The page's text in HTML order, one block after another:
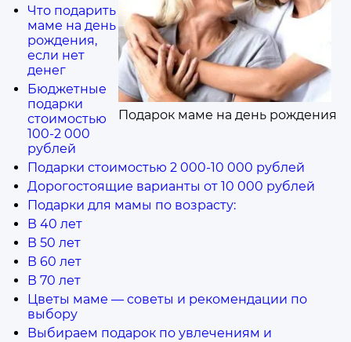
Подарок маме на день рождения
Что подарить
маме на день
рождения,
если нет
денег
Бюджетные
подарки
стоимостью
100-2 000
рублей
Подарки стоимостью 2 000-10 000 рублей
Дорогостоящие варианты от 10 000 рублей
Подарки для мамы по возрасту:
В 40 лет
В 50 лет
В 60 лет
В 70 лет
Цветы маме — советы и рекомендации по
выбору
Выбираем подарок по увлечениям и